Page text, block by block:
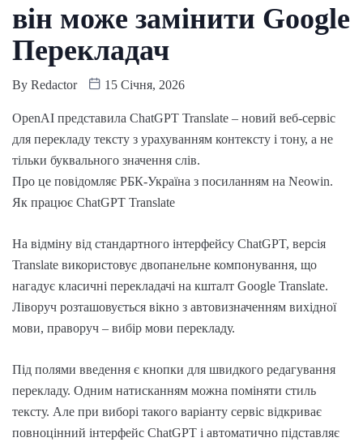
він може замінити Google
Перекладач
By Redactor 15 Січня, 2026
OpenAI представила ChatGPT Translate – новий веб-сервіс
для перекладу тексту з урахуванням контексту і тону, а не
тільки буквального значення слів.
Про це повідомляє РБК-Україна з посиланням на Neowin.
Як працює ChatGPT Translate
На відміну від стандартного інтерфейсу ChatGPT, версія
Translate використовує двопанельне компонування, що
нагадує класичні перекладачі на кшталт Google Translate.
Ліворуч розташовується вікно з автовизначенням вихідної
мови, праворуч – вибір мови перекладу.
Під полями введення є кнопки для швидкого редагування
перекладу. Одним натисканням можна поміняти стиль
тексту. Але при виборі такого варіанту сервіс відкриває
повноцінний інтерфейс ChatGPT і автоматично підставляє